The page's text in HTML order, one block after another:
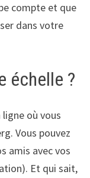
compte et que
dans votre
échelle ?
où vous
Vous pouvez
amis avec vos
Et qui sait,